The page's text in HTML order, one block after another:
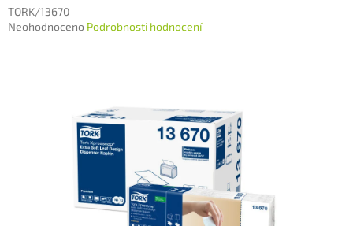
TORK/13670
Průměrné
Neohodnoceno Podrobnosti hodnocení